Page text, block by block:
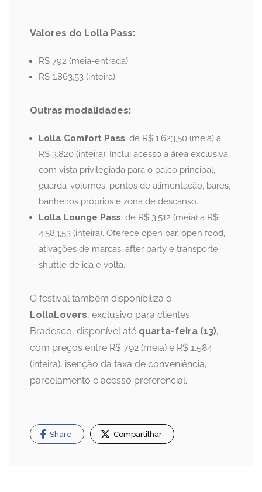
Valores do Lolla Pass:
R$ 792 (meia-entrada)
R$ 1.863,53 (inteira)
Outras modalidades:
Lolla Comfort Pass: de R$ 1.623,50 (meia) a
R$ 3.820 (inteira). Inclui acesso a área exclusiva
com vista privilegiada para o palco principal,
guarda-volumes, pontos de alimentação, bares,
banheiros próprios e zona de descanso.
Lolla Lounge Pass: de R$ 3.512 (meia) a R$
4.583,53 (inteira). Oferece open bar, open food,
ativações de marcas, after party e transporte
shuttle de ida e volta.
O festival também disponibiliza o
LollaLovers, exclusivo para clientes
Bradesco, disponível até quarta-feira (13),
com preços entre R$ 792 (meia) e R$ 1.584
(inteira), isenção da taxa de conveniência,
parcelamento e acesso preferencial.
Share Compartilhar